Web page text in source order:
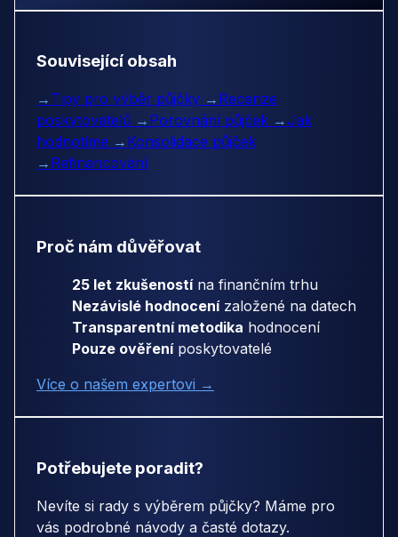
Související obsah
→ Tipy pro výběr půjčky → Recenze
poskytovatelů → Porovnání půjček →Jak
hodnotíme → Konsolidace půjček
→ Refinancování
Proč nám důvěřovat
25 let zkušenostína finančním trhu
Nezávislé hodnocenízaložené na datech
Transparentní metodika hodnocení
Pouze ověřeníposkytovatelé
Více o našem expertovi →
Potřebujete poradit?
Nevíte si rady s výběrem půjčky? Máme pro
vás podrobné návody a časté dotazy.